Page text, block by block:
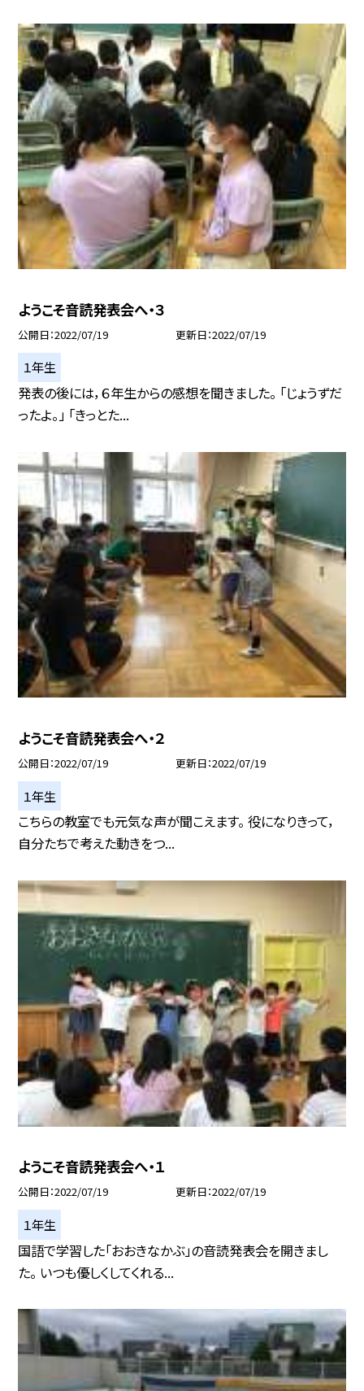
ようこそ音読発表会へ・３
公開日 2022/07/19 更新日 2022/07/19
１年生
発表の後には，６年生からの感想を聞きました。 「じょうずだ
ったよ。」 「きっとた...
ようこそ音読発表会へ・２
公開日 2022/07/19 更新日 2022/07/19
１年生
こちらの教室でも元気な声が聞こえます。 役になりきって，
自分たちで考えた動きをつ...
ようこそ音読発表会へ・１
公開日 2022/07/19 更新日 2022/07/19
１年生
国語で学習した「おおきなかぶ」の音読発表会を開きまし
た。 いつも優しくしてくれる...